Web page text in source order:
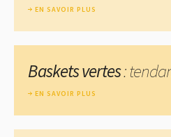
EN SAVOIR PLUS
Baskets vertes:
EN SAVOIR PLUS